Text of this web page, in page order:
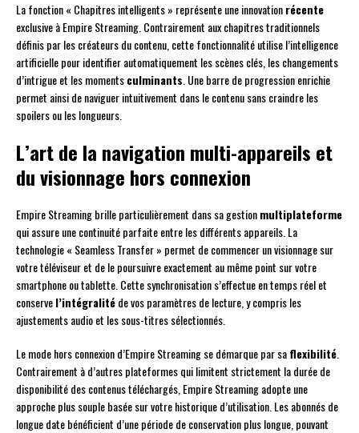
La fonction « Chapitres intelligents » représente une innovationrécente
exclusive à Empire Streaming. Contrairement aux chapitres traditionnels
définis par les créateurs du contenu, cette fonctionnalité utilise l’intelligence
artificielle pour identifier automatiquement les scènes clés, les changements
d’intrigue et les momentsculminants . Une barre de progression enrichie
permet ainsi de naviguer intuitivement dans le contenu sans craindre les
spoilers ou les longueurs.
L’art de la navigation multi-appareils et
du visionnage hors connexion
Empire Streaming brille particulièrement dans sa gestionmultiplateforme
qui assure une continuité parfaite entre les différents appareils. La
technologie « Seamless Transfer » permet de commencer un visionnage sur
votre téléviseur et de le poursuivre exactement au même point sur votre
smartphone ou tablette. Cette synchronisation s’effectue en temps réel et
conservel’intégralitéde vos paramètres de lecture, y compris les
ajustements audio et les sous-titres sélectionnés.
Le mode hors connexion d’Empire Streaming se démarque par saflexibilité
Contrairement à d’autres plateformes qui limitent strictement la durée de
disponibilité des contenus téléchargés, Empire Streaming adopte une
approche plus souple basée sur votre historique d’utilisation. Les abonnés de
longue date bénéficient d’une période de conservation plus longue, pouvant